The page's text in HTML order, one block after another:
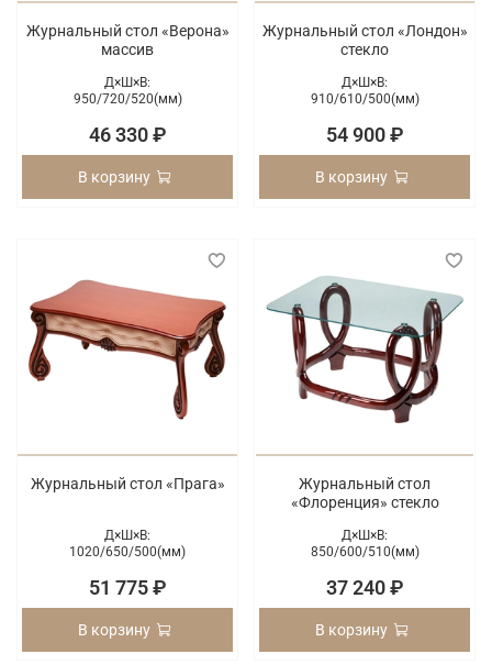
Журнальный стол «Верона»
массив
Д×Ш×В:
950/720/520(мм)
46 330 ₽
В корзину
Журнальный стол «Лондон»
стекло
Д×Ш×В:
910/610/500(мм)
54 900 ₽
В корзину
Журнальный стол «Прага»
Д×Ш×В:
1020/650/500(мм)
51 775 ₽
В корзину
Журнальный стол
«Флоренция» стекло
Д×Ш×В:
850/600/510(мм)
37 240 ₽
В корзину